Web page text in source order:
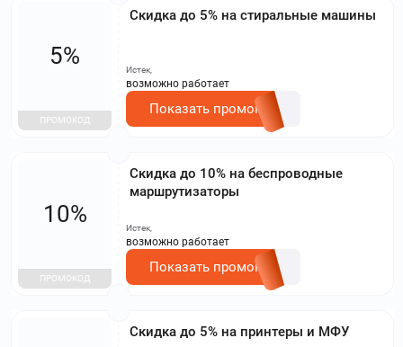
Скидка до 5% на стиральные машины
5%
ПРОМОКОД
Истек,
возможно работает
Показать промокод
Скидка до 10% на беспроводные
маршрутизаторы
10%
ПРОМОКОД
Истек,
возможно работает
Показать промокод
Скидка до 5% на принтеры и МФУ